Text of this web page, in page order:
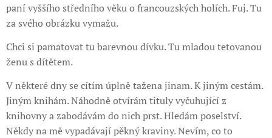
paní vyššího středního věku o francouzských holích. Fuj. Tu
za svého obrázku vymažu.
Chci si pamatovat tu barevnou dívku. Tu mladou tetovanou
ženu s dítětem.
V některé dny se cítím úplně tažena jinam. K jiným cestám.
Jiným knihám. Náhodně otvírám tituly vyčuhující z
knihovny a zabodávám do nich prst. Hledám poselství.
Někdy na mě vypadávají pěkný kraviny. Nevím, co to